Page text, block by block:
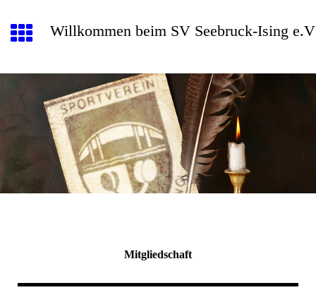
Willkommen beim SV Seebruck-Ising e.V
Mitgliedschaft